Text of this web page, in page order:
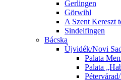
Gerlingen
Görwihl
A Szent Kereszt
Sindelfingen
Bácska
Ùjvidék/Novi
Palata
Palata